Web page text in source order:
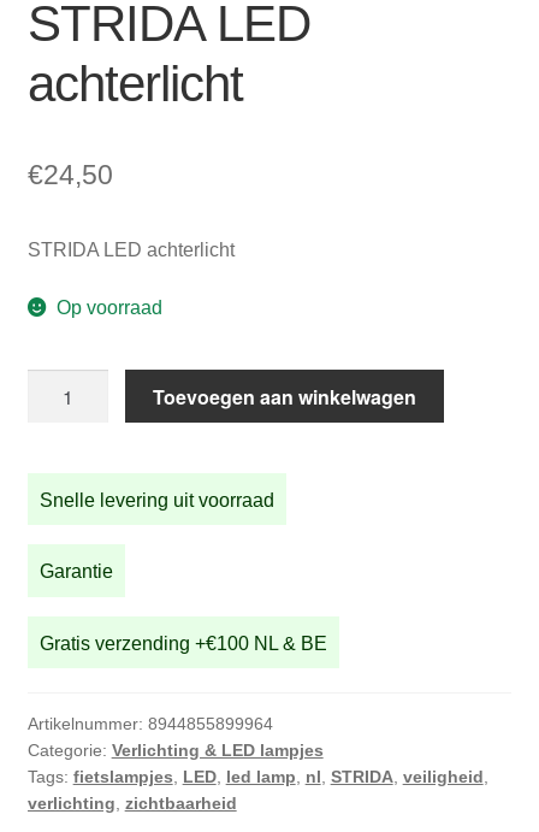
STRIDA LED
achterlicht
€24,50
STRIDA LED achterlicht
Op voorraad
aantal
Toevoegen aan winkelwagen
Snelle levering uit voorraad
Garantie
Gratis verzending +€100 NL & BE
Artikelnummer: 8944855899964
Categorie: Verlichting & LED lampjes
Tags: fietslampjes LED, led lamp nl STRIDA, veiligheid
verlichting zichtbaarheid